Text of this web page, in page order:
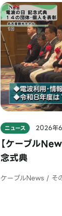
ニュース 2026年
【ケーブル
念式典
ケーブルNews / そ